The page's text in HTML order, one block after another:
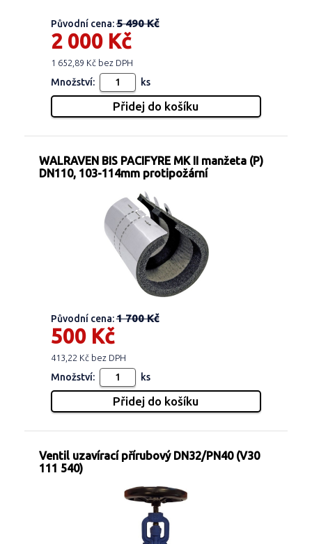
Původní cena:5 490 Kč
2 000 Kč
1 652,89 Kč bez DPH
Množství: ks
WALRAVEN BIS PACIFYRE MK II manžeta (P)
DN110, 103-114mm protipožární
Původní cena:1 700 Kč
500 Kč
413,22 Kč bez DPH
Množství: ks
Ventil uzavírací přírubový DN32/PN40 (V30
111 540)